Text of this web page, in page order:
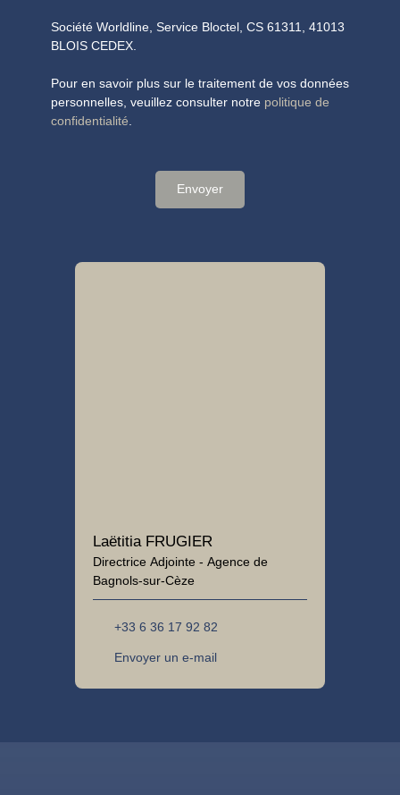
Société Worldline, Service Bloctel, CS 61311, 41013
BLOIS CEDEX.
Pour en savoir plus sur le traitement de vos données
personnelles, veuillez consulter notre politique de
confidentialité
Envoyer
Laëtitia FRUGIER
Directrice Adjointe - Agence de
Bagnols-sur-Cèze
+33 6 36 17 92 82
Envoyer un e-mail